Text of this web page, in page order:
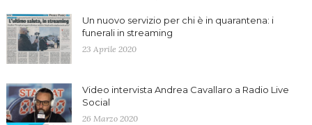
Un nuovo servizio per chi è in quarantena: i
funerali in streaming
23 Aprile 2020
Video intervista Andrea Cavallaro a Radio Live
Social
26 Marzo 2020